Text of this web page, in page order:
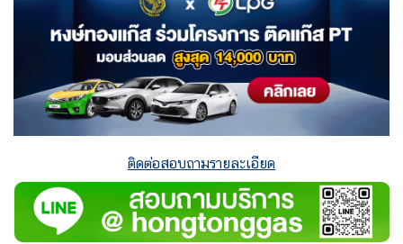
ติดต่อสอบถามรายละเอียด